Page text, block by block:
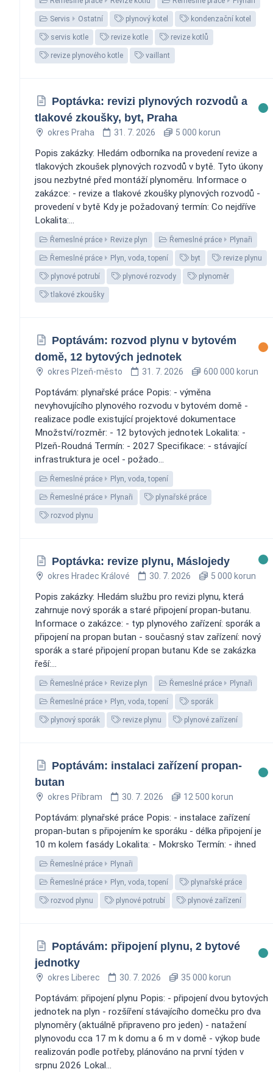
Servis Ostatní plynový kotel kondenzační kotel
servis kotle revize kotle revize kotlů
revize plynového kotle vaillant
Poptávka: revizi plynových rozvodů a
tlakové zkoušky, byt, Praha
okres Praha 31. 7. 2026 5 000 korun
Popis zakázky: Hledám odborníka na provedení revize a
tlakových zkoušek plynových rozvodů v bytě. Tyto úkony
jsou nezbytné před montáží plynoměru. Informace o
zakázce: - revize a tlakové zkoušky plynových rozvodů -
provedení v bytě Kdy je požadovaný termín: Co nejdříve
Lokalita:...
Řemeslné práce Revize plyn Řemeslné práce Plynaři
Řemeslné práce Plyn, voda, topení byt revize plynu
plynové potrubí plynové rozvody plynoměr
tlakové zkoušky
Poptávám: rozvod plynu v bytovém
domě, 12 bytových jednotek
okres Plzeň-město 31. 7. 2026 600 000 korun
Poptávám: plynařské práce Popis: - výměna
nevyhovujícího plynového rozvodu v bytovém domě -
realizace podle existující projektové dokumentace
Množství/rozměr: - 12 bytových jednotek Lokalita: -
Plzeň-Roudná Termín: - 2027 Specifikace: - stávající
infrastruktura je ocel - požado...
Řemeslné práce Plyn, voda, topení
Řemeslné práce Plynaři plynařské práce
rozvod plynu
Poptávka: revize plynu, Máslojedy
okres Hradec Králové 30. 7. 2026 5 000 korun
Popis zakázky: Hledám službu pro revizi plynu, která
zahrnuje nový sporák a staré připojení propan-butanu.
Informace o zakázce: - typ plynového zařízení: sporák a
připojení na propan butan - současný stav zařízení: nový
sporák a staré připojení propan butanu Kde se zakázka
řeší:...
Řemeslné práce Revize plyn Řemeslné práce Plynaři
Řemeslné práce Plyn, voda, topení sporák
plynový sporák revize plynu plynové zařízení
Poptávám: instalaci zařízení propan-
butan
okres Příbram 30. 7. 2026 12 500 korun
Poptávám: plynařské práce Popis: - instalace zařízení
propan-butan s připojením ke sporáku - délka připojení je
10 m kolem fasády Lokalita: - Mokrsko Termín: - ihned
Řemeslné práce Plynaři
Řemeslné práce Plyn, voda, topení plynařské práce
rozvod plynu plynové potrubí plynové zařízení
Poptávám: připojení plynu, 2 bytové
jednotky
okres Liberec 30. 7. 2026 35 000 korun
Poptávám: připojení plynu Popis: - připojení dvou bytových
jednotek na plyn - rozšíření stávajícího domečku pro dva
plynoměry (aktuálně připraveno pro jeden) - natažení
plynovodu cca 17 m k domu a 6 m v domě - výkop bude
realizován podle potřeby, plánováno na první týden v
srpnu 2026 Lokal...